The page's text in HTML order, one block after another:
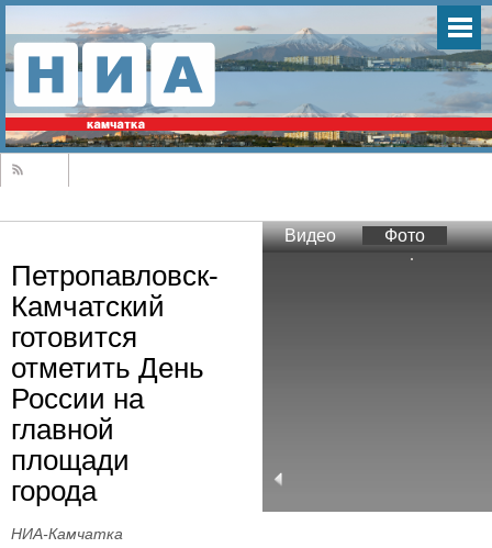
Петропавловск-
Камчатский
готовится
отметить День
России на
главной
площади
города
НИА-Камчатка
Видео Фото